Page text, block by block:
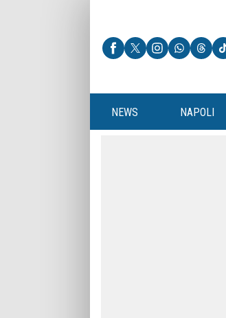
NEWS NAPOLI